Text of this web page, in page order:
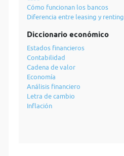
Cómo funcionan los bancos
Diferencia entre leasing y renting
Diccionario económico
Estados financieros
Contabilidad
Cadena de valor
Economía
Análisis financiero
Letra de cambio
Inflación